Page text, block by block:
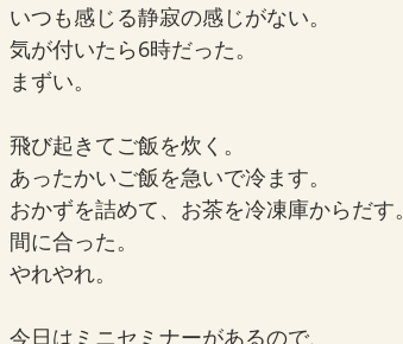
いつも感じる静寂の感じがない。
気が付いたら6時だった。
まずい。
飛び起きてご飯を炊く。
あったかいご飯を急いで冷ます。
おかずを詰めて、お茶を冷凍庫からだす。
間に合った。
やれやれ。
今日はミニセミナーがあるので、